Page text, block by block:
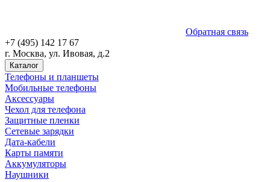
Обратная связь
+7 (495) 142 17 67
г. Москва, ул. Ивовая, д.2
Каталог
Телефоны и планшеты
Мобильные телефоны
Аксессуары
Чехол для телефона
Защитные пленки
Сетевые зарядки
Дата-кабели
Карты памяти
Аккумуляторы
Наушники